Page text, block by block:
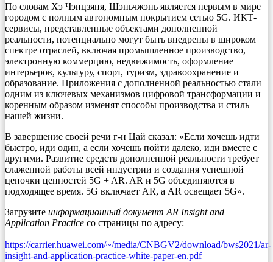
По словам Хэ Чэнцзяня, Шэньчжэнь является первым в мире
городом с полным автономным покрытием сетью 5G. ИКТ-
сервисы, представленные объектами дополненной
реальности, потенциально могут быть внедрены в широком
спектре отраслей, включая промышленное производство,
электронную коммерцию, недвижимость, оформление
интерьеров, культуру, спорт, туризм, здравоохранение и
образование. Приложения с дополненной реальностью стали
одним из ключевых механизмов цифровой трансформации и
коренным образом изменят способы производства и стиль
нашей жизни.
В завершение своей речи г-н Цай сказал: «Если хочешь идти
быстро, иди один, а если хочешь пойти далеко, иди вместе с
другими. Развитие средств дополненной реальности требует
слаженной работы всей индустрии и создания успешной
цепочки ценностей 5G + AR. AR и 5G объединяются в
подходящее время. 5G включает AR, а AR освещает 5G».
Загрузите информационный документ AR Insight and
Application Practice со страницы по адресу:
https://carrier.huawei.com/~/media/CNBGV2/download/bws2021/ar-
insight-and-application-practice-white-paper-en.pdf